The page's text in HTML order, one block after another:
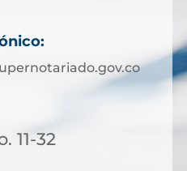
11-32